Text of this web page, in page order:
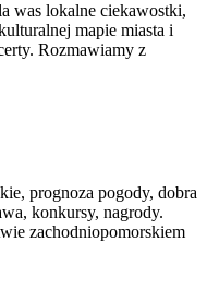
was lokalne ciekawostki,
mapie miasta i
Rozmawiamy z
prognoza pogody, dobra
konkursy, nagrody.
zachodniopomorskiem